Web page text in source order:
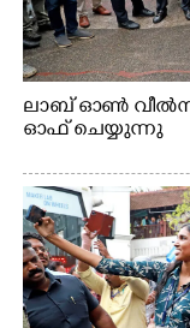
ലാബ് ഓൺ വീൽസ്
ഓഫ് ചെയ്യുന്നു